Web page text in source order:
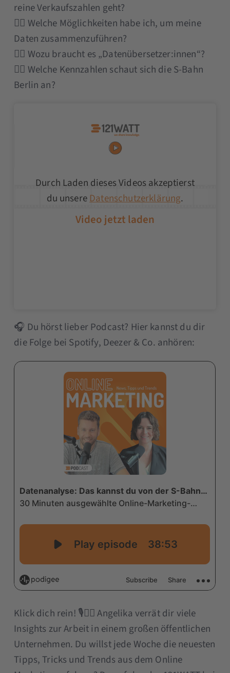
reine Verkaufszahlen geht?
👉🏼 Welche Möglichkeiten habe ich, um meine
Daten zusammenzuführen?
👉🏼 Wozu braucht es „Datenübersetzer:innen“?
👉🏼 Welche Kennzahlen schaut sich die S-Bahn
Berlin an?
Durch Laden dieses Videos akzeptierst
du unsereDatenschutzerklärung.
🎧 Du hörst lieber Podcast? Hier kannst du dir
die Folge bei Spotify, Deezer & Co. anhören:
Klick dich rein! 🎙👉🏼 Angelika verrät dir viele
Insights zur Arbeit in einem großen öffentlichen
Unternehmen. Du willst jede Woche die neuesten
Tipps, Tricks und Trends aus dem Online